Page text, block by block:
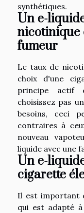
synthétiques.
Un e-
nicotinique
fumeur
Le taux de
choix d'une
principe actif
choisissez pas
besoins, ceci
contraires à
nouveau
liquide avec une
Un e-
cigarette
Il est important
qui est adapté